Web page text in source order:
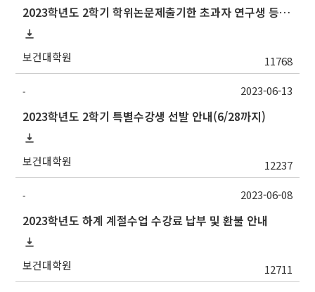
2023학년도 2학기 학위논문제출기한 초과자 연구생 등록 신청 안내(7/14까지)
보건대학원 11768
-
2023학년도 2학기 특별수강생 선발 안내(6/28까지)
보건대학원 12237
2023-06-13
-
2023학년도 하계 계절수업 수강료 납부 및 환불 안내
보건대학원 12711
2023-06-08